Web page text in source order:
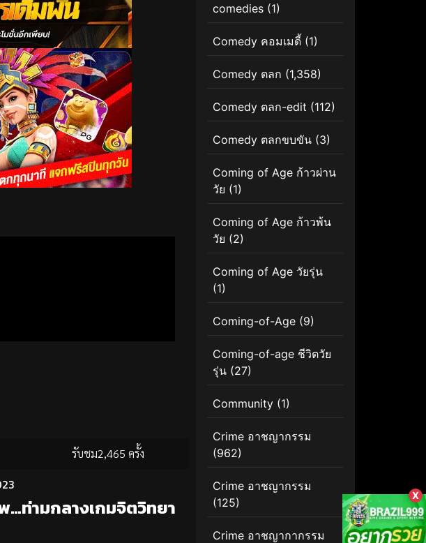
รับชม2,465 ครั้ง
…ท่ามกลางเกมจิตวิทยา
comedies (1)
Comedy คอมเมดี้ (1)
Comedy ตลก (1,358)
Comedy ตลก-edit (112)
Comedy ตลกขบขัน (3)
Coming of Age ก้าวผ่าน
วัย (1)
Coming of Age ก้าวพ้น
วัย (2)
Coming of Age วัยรุ่น
(1)
Coming-of-Age (9)
Coming-of-age ชีวิตวัย
รุ่น (27)
Community (1)
Crime อาชญากรรม
(962)
Crime อาชญากรรม
(125)
Crime อาชญากากรรม
X